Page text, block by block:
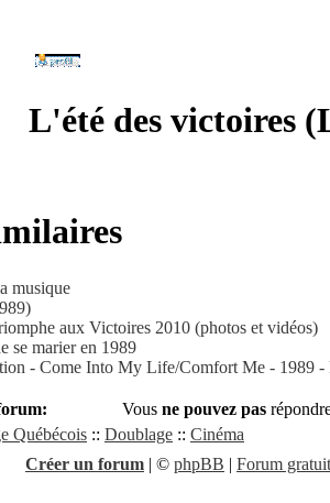
L'été des victoires
musique
aux Victoires 2010 (photos et vidéos)
se marier en 1989
- Come Into My Life/Comfort Me - 1989 -
Vous ne pouvez pas
Québécois :: Doublage :: Cinéma
Créer un forum | © phpBB | Forum